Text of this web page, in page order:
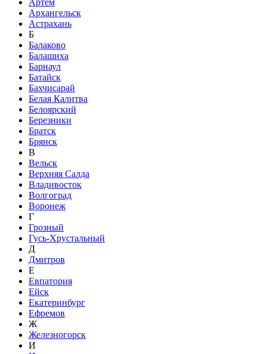
Архангельск
Астрахань
Б
Балаково
Балашиха
Барнаул
Батайск
Бахчисарай
Белая Калитва
Белоярский
Березники
Братск
Брянск
В
Вельск
Верхняя Салда
Владивосток
Волгоград
Воронеж
Г
Грозный
Гусь-Хрустальный
Д
Дмитров
Е
Евпатория
Ейск
Екатеринбург
Ефремов
Ж
Железногорск
И